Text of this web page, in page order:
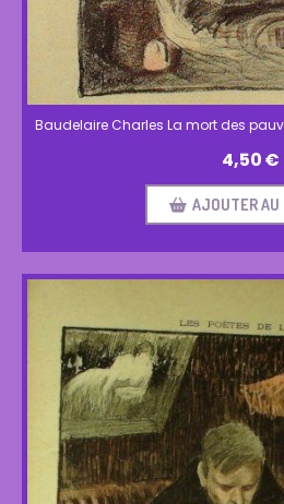
Baudelaire Charles La mort des
4,50€
AJOUTER AU